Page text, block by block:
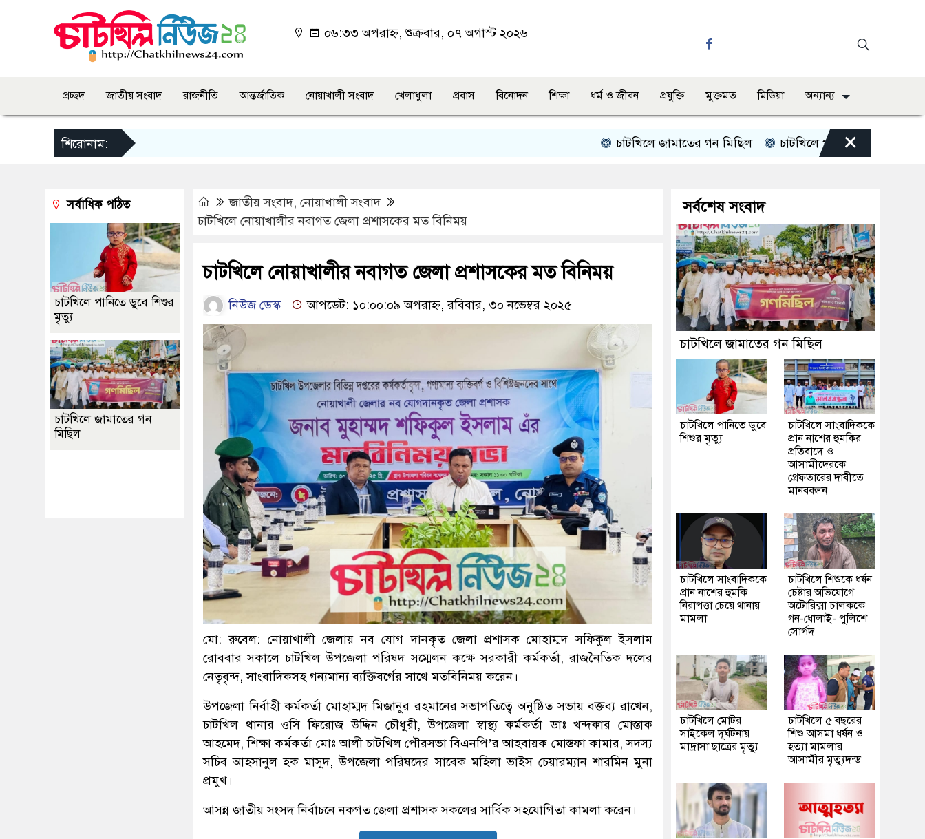
০৬:৩৩ অপরাহ্ন, শুক্রবার, ০৭ অগাস্ট ২০২৬
প্রচ্ছদ জাতীয় সংবাদ রাজনীতি আন্তর্জাতিক নোয়াখালী সংবাদ খেলাধুলা প্রবাস বিনোদন শিক্ষা ধর্ম ও জীবন প্রযুক্তি মুক্তমত মিডিয়া অন্যান্য
শিরোনাম: চাটখিলে জামাতের গন মিছিল চাটখিলে পানিতে ডুবে শিশুর মৃত্যু
×
জাতীয় সংবাদ, নোয়াখালী সংবাদ
চাটখিলে নোয়াখালীর নবাগত জেলা প্রশাসকের মত বিনিময়
চাটখিলে নোয়াখালীর নবাগত জেলা প্রশাসকের মত বিনিময়
নিউজ ডেস্ক আপডেট: ১০:০০:০৯ অপরাহ্ন, রবিবার, ৩০ নভেম্বর ২০২৫
মো: রুবেল: নোয়াখালী জেলায় নব যোগ দানকৃত জেলা প্রশাসক মোহাম্মদ সফিকুল ইসলাম
রোববার সকালে চাটখিল উপজেলা পরিষদ সম্মেলন কক্ষে সরকারী কর্মকর্তা, রাজনৈতিক দলের
নেতৃবৃন্দ, সাংবাদিকসহ গন্যমান্য ব্যক্তিবর্গের সাথে মতবিনিময় করেন।
উপজেলা নির্বাহী কর্মকর্তা মোহাম্মদ মিজানুর রহমানের সভাপতিত্বে অনুষ্ঠিত সভায় বক্তব্য রাখেন,
চাটখিল থানার ওসি ফিরোজ উদ্দিন চৌধুরী, উপজেলা স্বাস্থ্য কর্মকর্তা ডাঃ খন্দকার মোস্তাক
আহমেদ, শিক্ষা কর্মকর্তা মোঃ আলী চাটখিল পৌরসভা বিএনপি’র আহবায়ক মোস্তফা কামার, সদস্য
সচিব আহসানুল হক মাসুদ, উপজেলা পরিষদের সাবেক মহিলা ভাইস চেয়ারম্যান শারমিন মুনা
প্রমুখ।
আসন্ন জাতীয় সংসদ নির্বাচনে নকগত জেলা প্রশাসক সকলের সার্বিক সহযোগিতা কামলা করেন।
সর্বাধিক পঠিত
চাটখিলে পানিতে ডুবে শিশুর
মৃত্যু
চাটখিলে জামাতের গন
মিছিল
সর্বশেষ সংবাদ
চাটখিলে জামাতের গন মিছিল
চাটখিলে পানিতে ডুবে
শিশুর মৃত্যু
চাটখিলে সাংবাদিককে
প্রান নাশের হুমকির
প্রতিবাদে ও
আসামীদেরকে
গ্রেফতারের দাবীতে
মানববন্ধন
চাটখিলে সাংবাদিককে
প্রান নাশের হুমকি
নিরাপত্তা চেয়ে থানায়
মামলা
চাটখিলে শিশুকে ধর্ষন
চেষ্টার অভিযোগে
অটোরিক্সা চালককে
গন-ধোলাই- পুলিশে
সোর্পদ
চাটখিলে মোটর
সাইকেল দূর্ঘটনায়
মাদ্রাসা ছাত্রের মৃত্যু
চাটখিলে ৫ বছরের
শিশু আসমা ধর্ষন ও
হত্যা মামলার
আসামীর মৃত্যুদন্ড